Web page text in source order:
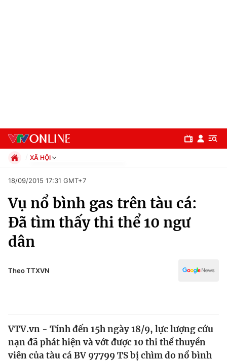
Chuyên mục
Chính trị
Thế giới
XÃ HỘI
Xã hội
Pháp luật
Thể thao
18/09/2015 17:31 GMT+7
Vụ nổ bình gas trên tàu cá:
Đã tìm thấy thi thể 10 ngư
dân
Theo TTXVN
VTV.vn - Tính đến 15h ngày 18/9, lực lượng cứu
nạn đã phát hiện và vớt được 10 thi thể thuyền
viên của tàu cá BV 97799 TS bị chìm do nổ bình